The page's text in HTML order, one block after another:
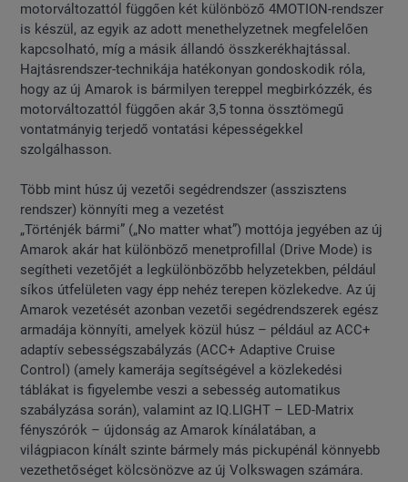
motorváltozattól függően két különböző 4MOTION-rendszer
is készül, az egyik az adott menethelyzetnek megfelelően
kapcsolható, míg a másik állandó összkerékhajtással.
Hajtásrendszer-technikája hatékonyan gondoskodik róla,
hogy az új Amarok is bármilyen tereppel megbirkózzék, és
motorváltozattól függően akár 3,5 tonna össztömegű
vontatmányig terjedő vontatási képességekkel
szolgálhasson.
Több mint húsz új vezetői segédrendszer (asszisztens
rendszer) könnyíti meg a vezetést
„Történjék bármi” („No matter what”) mottója jegyében az új
Amarok akár hat különböző menetprofillal (Drive Mode) is
segítheti vezetőjét a legkülönbözőbb helyzetekben, például
síkos útfelületen vagy épp nehéz terepen közlekedve. Az új
Amarok vezetését azonban vezetői segédrendszerek egész
armadája könnyíti, amelyek közül húsz – például az ACC+
adaptív sebességszabályzás (ACC+ Adaptive Cruise
Control) (amely kamerája segítségével a közlekedési
táblákat is figyelembe veszi a sebesség automatikus
szabályzása során), valamint az IQ.LIGHT – LED-Matrix
fényszórók – újdonság az Amarok kínálatában, a
világpiacon kínált szinte bármely más pickupénál könnyebb
vezethetőséget kölcsönözve az új Volkswagen számára.